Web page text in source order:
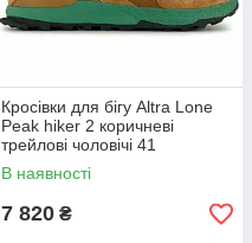
Кросівки для бігу Altra Lone
Peak hiker 2 коричневі
трейлові чоловічі 41
В наявності
7 820 ₴